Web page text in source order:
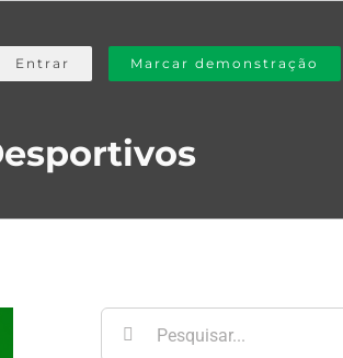
Entrar Marcar demonstração